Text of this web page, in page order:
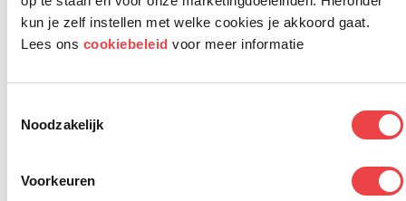
kun je zelf instellen met welke cookies je akkoord gaat.
Lees ons cookiebeleid voor meer informatie
Noodzakelijk
Voorkeuren
Integratie Ontwikkelaar |
Ilionx